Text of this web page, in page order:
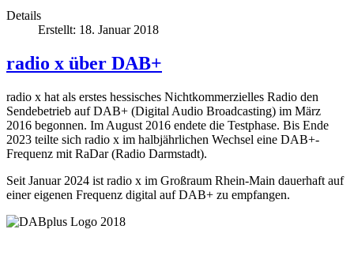
Details
Erstellt: 18. Januar 2018
radio x über DAB+
radio x hat als erstes hessisches Nichtkommerzielles Radio den
Sendebetrieb auf DAB+ (Digital Audio Broadcasting) im März
2016 begonnen. Im August 2016 endete die Testphase. Bis Ende
2023 teilte sich radio x im halbjährlichen Wechsel eine DAB+-
Frequenz mit RaDar (Radio Darmstadt).
Seit Januar 2024 ist radio x im Großraum Rhein-Main dauerhaft auf
einer eigenen Frequenz digital auf DAB+ zu empfangen.